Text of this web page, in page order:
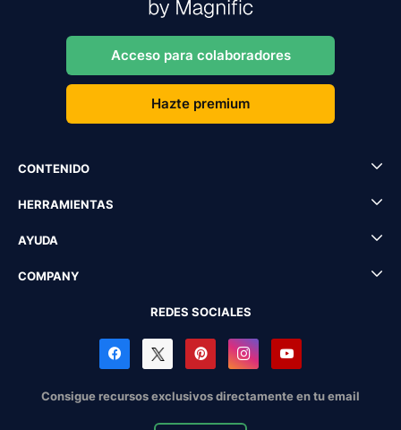
Acceso para colaboradores
Hazte premium
CONTENIDO
HERRAMIENTAS
AYUDA
COMPANY
REDES SOCIALES
Consigue recursos exclusivos directamente en tu email